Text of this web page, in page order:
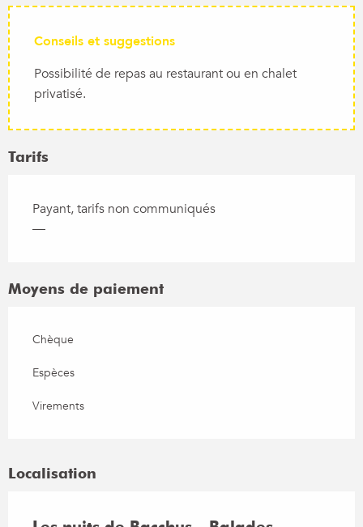
Conseils et suggestions
Possibilité de repas au restaurant ou en chalet
privatisé.
Tarifs
Payant, tarifs non communiqués
—
Moyens de paiement
Chèque
Espèces
Virements
Localisation